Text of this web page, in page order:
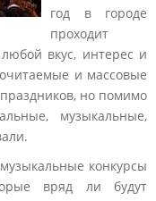
год в городе
проходит
вкус, интерес и
и массовые
но помимо
музыкальные,
конкурсы
вряд ли будут